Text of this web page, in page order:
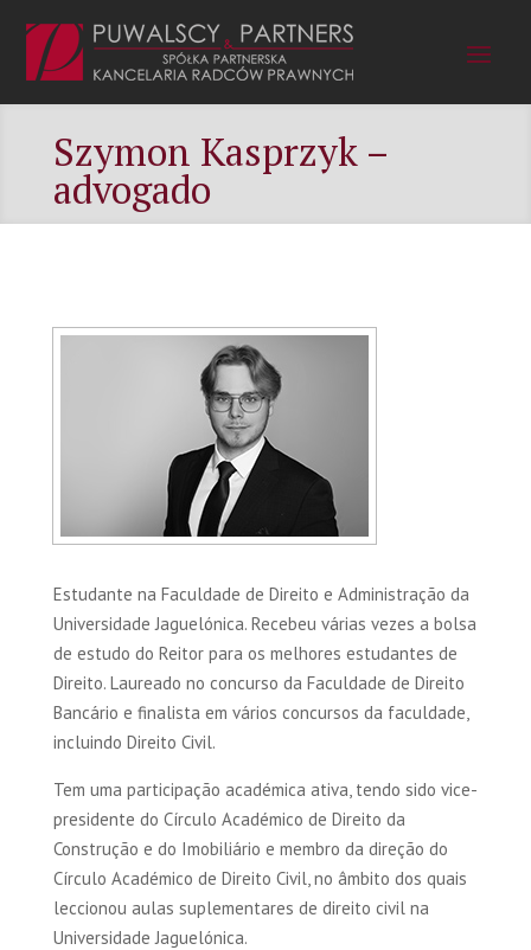
Szymon Kasprzyk –
advogado
Estudante na Faculdade de Direito e Administração da
Universidade Jaguelónica. Recebeu várias vezes a bolsa
de estudo do Reitor para os melhores estudantes de
Direito. Laureado no concurso da Faculdade de Direito
Bancário e finalista em vários concursos da faculdade,
incluindo Direito Civil.
Tem uma participação académica ativa, tendo sido vice-
presidente do Círculo Académico de Direito da
Construção e do Imobiliário e membro da direção do
Círculo Académico de Direito Civil, no âmbito dos quais
leccionou aulas suplementares de direito civil na
Universidade Jaguelónica.